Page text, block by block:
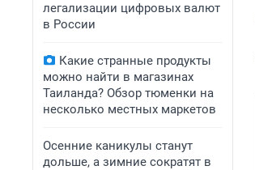
легализации цифровых валют
в России
Какие странные продукты
можно найти в магазинах
Таиланда? Обзор тюменки на
несколько местных маркетов
Осенние каникулы станут
дольше, а зимние сократят в